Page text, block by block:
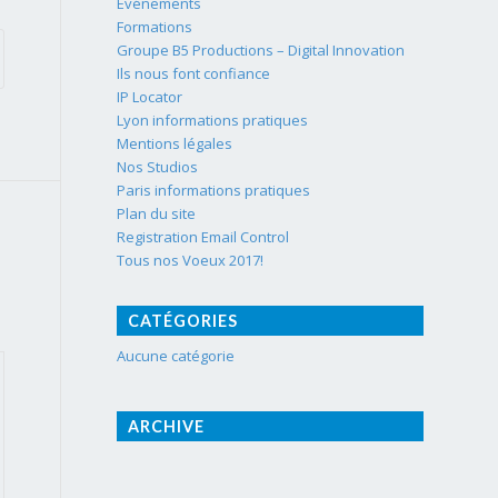
Formations
Groupe B5 Productions – Digital Innovation
Ils nous font confiance
IP Locator
Lyon informations pratiques
Mentions légales
Nos Studios
Paris informations pratiques
Plan du site
Registration Email Control
Tous nos Voeux 2017!
CATÉGORIES
Aucune catégorie
ARCHIVE